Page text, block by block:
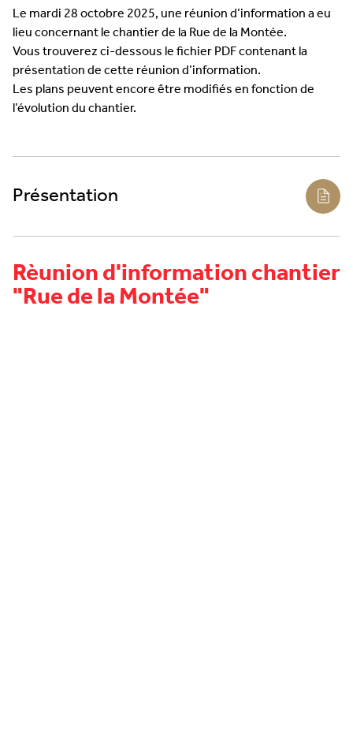
Le mardi 28 octobre 2025, une réunion d’information a eu
lieu concernant le chantier de la Rue de la Montée.
Vous trouverez ci-dessous le fichier PDF contenant la
présentation de cette réunion d’information.
Les plans peuvent encore être modifiés en fonction de
l’évolution du chantier.
Présentation
Rèunion d'information chantier
"Rue de la Montée"